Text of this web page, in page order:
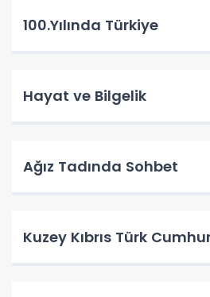
100.Yılında Türkiye
Hayat ve Bilgelik
Ağız Tadında Sohbet
Kuzey Kıbrıs Türk